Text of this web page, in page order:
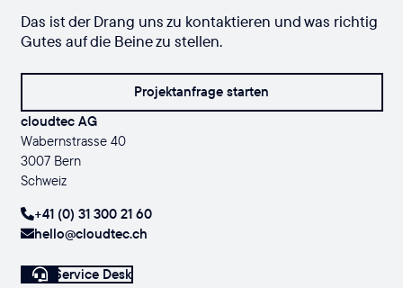
Das ist der Drang uns zu kontaktieren und was richtig
Gutes auf die Beine zu stellen.
Projektanfrage starten
cloudtec AG
Wabernstrasse 40
3007 Bern
Schweiz
+41 (0) 31 300 21 60
hello@cloudtec.ch
Service Desk